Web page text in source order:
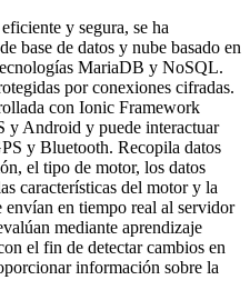
y segura, se ha
base de datos y nube basado en
MariaDB y NoSQL.
por conexiones cifradas.
con Ionic Framework
y Android y puede interactuar
y Bluetooth. Recopila datos
el tipo de motor, los datos
características del motor y la
en tiempo real al servidor
mediante aprendizaje
el fin de detectar cambios en
información sobre la